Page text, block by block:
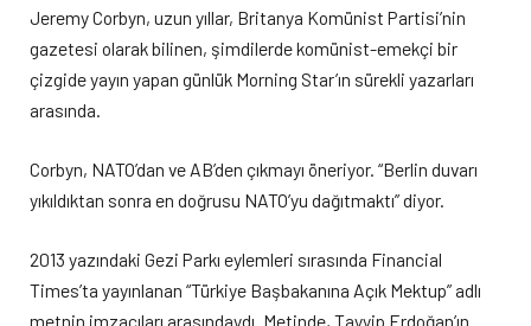
Jeremy Corbyn, uzun yıllar, Britanya Komünist Partisi’nin
gazetesi olarak bilinen, şimdilerde komünist-emekçi bir
çizgide yayın yapan günlük Morning Star’ın sürekli yazarları
arasında.
Corbyn, NATO’dan ve AB’den çıkmayı öneriyor. “Berlin duvarı
yıkıldıktan sonra en doğrusu NATO’yu dağıtmaktı” diyor.
2013 yazındaki Gezi Parkı eylemleri sırasında Financial
Times’ta yayınlanan “Türkiye Başbakanına Açık Mektup” adlı
metnin imzacıları arasındaydı. Metinde, Tayyip Erdoğan’ın